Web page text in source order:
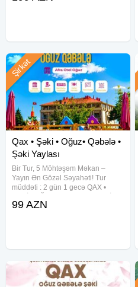
Qax • Şəki • Oğuz• Qəbələ •
Şəki Yaylası
Bir Tur, 5 Möhtəşəm Məkan –
Yayın Ən Gözəl Səyahəti! Tur
müddəti : 2 gün 1 gecə QAX •
YAYLASI Qiymət: Otel Binasında
Şirkət
99 AZN